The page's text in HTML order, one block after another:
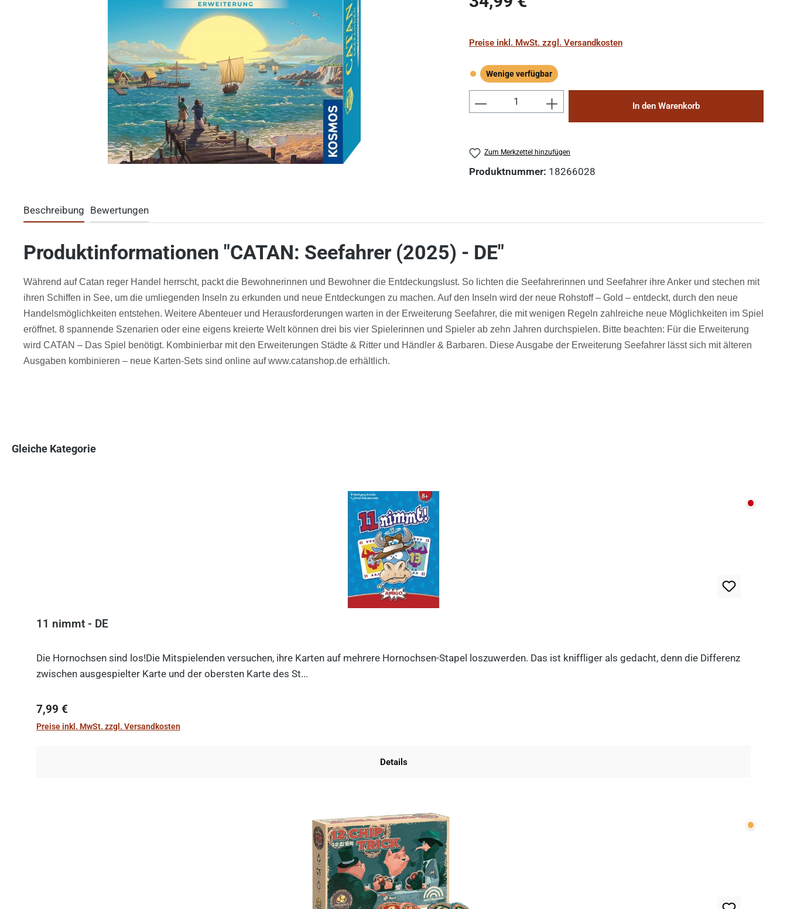
Preise inkl. MwSt. zzgl. Versandkosten
Wenige verfügbar
Wenige verfügbar
Produkt Anzahl: Gib den gewünschten Wert
In den Warenkorb
Zum Merkzettel hinzufügen
Produktnummer: 18266028
Beschreibung Bewertungen
Produktinformationen "CATAN: Seefahrer (2025) - DE"
Während auf Catan reger Handel herrscht, packt die Bewohnerinnen und Bewohner die Entdeckungslust. So lichten die Seefahrerinnen und Seefahrer ihre Anker und stechen mit
ihren Schiffen in See, um die umliegenden Inseln zu erkunden und neue Entdeckungen zu machen. Auf den Inseln wird der neue Rohstoff – Gold – entdeckt, durch den neue
Handelsmöglichkeiten entstehen. Weitere Abenteuer und Herausforderungen warten in der Erweiterung Seefahrer, die mit wenigen Regeln zahlreiche neue Möglichkeiten im Spiel
eröffnet. 8 spannende Szenarien oder eine eigens kreierte Welt können drei bis vier Spielerinnen und Spieler ab zehn Jahren durchspielen. Bitte beachten: Für die Erweiterung
wird CATAN – Das Spiel benötigt. Kombinierbar mit den Erweiterungen Städte & Ritter und Händler & Barbaren. Diese Ausgabe der Erweiterung Seefahrer lässt sich mit älteren
Ausgaben kombinieren – neue Karten-Sets sind online auf www.catanshop.de erhältlich.
Gleiche Kategorie
Nicht
11 nimmt - DE
Die Hornochsen sind los!Die Mitspielenden versuchen, ihre Karten auf mehrere Hornochsen-Stapel loszuwerden. Das ist kniffliger als gedacht, denn die Differenz
zwischen ausgespielter Karte und der obersten Karte des St...
Regulärer Preis:
7,99 €
Preise inkl. MwSt. zzgl. Versandkosten
Details
Wenige